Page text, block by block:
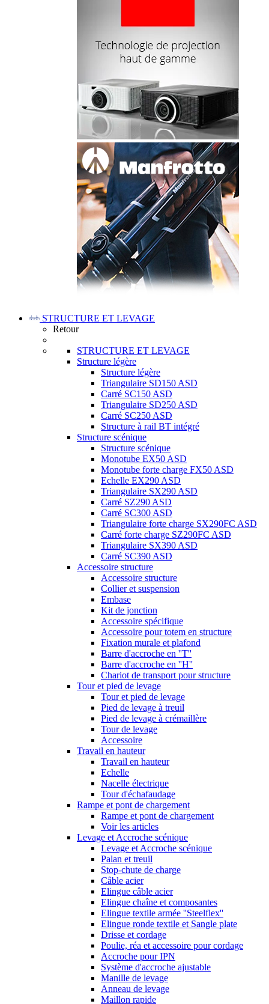
STRUCTURE ET LEVAGE
Retour
STRUCTURE ET LEVAGE
Structure légère
Structure légère
Triangulaire SD150 ASD
Carré SC150 ASD
Triangulaire SD250 ASD
Carré SC250 ASD
Structure à rail BT intégré
Structure scénique
Structure scénique
Monotube EX50 ASD
Monotube forte charge FX50 ASD
Echelle EX290 ASD
Triangulaire SX290 ASD
Carré SZ290 ASD
Carré SC300 ASD
Triangulaire forte charge SX290FC ASD
Carré forte charge SZ290FC ASD
Triangulaire SX390 ASD
Carré SC390 ASD
Accessoire structure
Accessoire structure
Collier et suspension
Embase
Kit de jonction
Accessoire spécifique
Accessoire pour totem en structure
Fixation murale et plafond
Barre d'accroche en ''T''
Barre d'accroche en ''H''
Chariot de transport pour structure
Tour et pied de levage
Tour et pied de levage
Pied de levage à treuil
Pied de levage à crémaillère
Tour de levage
Accessoire
Travail en hauteur
Travail en hauteur
Echelle
Nacelle électrique
Tour d'échafaudage
Rampe et pont de chargement
Rampe et pont de chargement
Voir les articles
Levage et Accroche scénique
Levage et Accroche scénique
Palan et treuil
Stop-chute de charge
Câble acier
Elingue câble acier
Elingue chaîne et composantes
Elingue textile armée ''Steelflex''
Elingue ronde textile et Sangle plate
Drisse et cordage
Poulie, réa et accessoire pour cordage
Accroche pour IPN
Système d'accroche ajustable
Manille de levage
Anneau de levage
Maillon rapide